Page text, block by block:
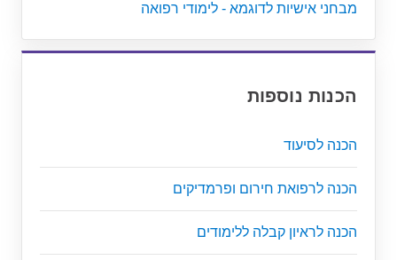
מבחני אישיות לדוגמא - לימודי רפואה
הכנות נוספות
הכנה לסיעוד
הכנה לרפואת חירום ופרמדיקים
הכנה לראיון קבלה ללימודים